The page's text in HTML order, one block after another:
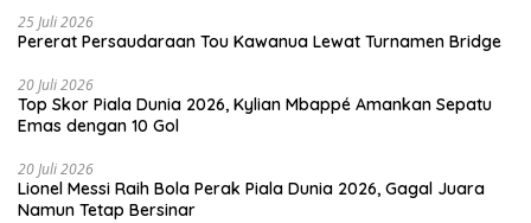
25 Juli 2026
Pererat Persaudaraan Tou Kawanua Lewat Turnamen Bridge
20 Juli 2026
Top Skor Piala Dunia 2026, Kylian Mbappé Amankan Sepatu
Emas dengan 10 Gol
20 Juli 2026
Lionel Messi Raih Bola Perak Piala Dunia 2026, Gagal Juara
Namun Tetap Bersinar